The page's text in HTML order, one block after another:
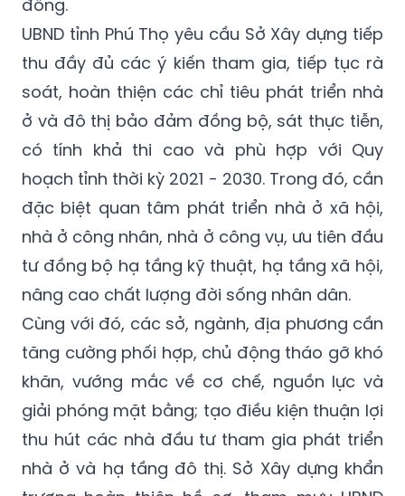
thu đầy đủ các ý kiến tham gia, tiếp tục rà
soát, hoàn thiện các chỉ tiêu phát triển nhà
ở và đô thị bảo đảm đồng bộ, sát thực tiễn,
có tính khả thi cao và phù hợp với Quy
hoạch tỉnh thời kỳ 2021 - 2030. Trong đó, cần
đặc biệt quan tâm phát triển nhà ở xã hội,
nhà ở công nhân, nhà ở công vụ, ưu tiên đầu
tư đồng bộ hạ tầng kỹ thuật, hạ tầng xã hội,
nâng cao chất lượng đời sống nhân dân.
Cùng với đó, các sở, ngành, địa phương cần
tăng cường phối hợp, chủ động tháo gỡ khó
khăn, vướng mắc về cơ chế, nguồn lực và
giải phóng mặt bằng; tạo điều kiện thuận lợi
thu hút các nhà đầu tư tham gia phát triển
nhà ở và hạ tầng đô thị. Sở Xây dựng khẩn
trương hoàn thiện hồ sơ, tham mưu UBND
tỉnh trình cấp có thẩm quyền xem xét, phê